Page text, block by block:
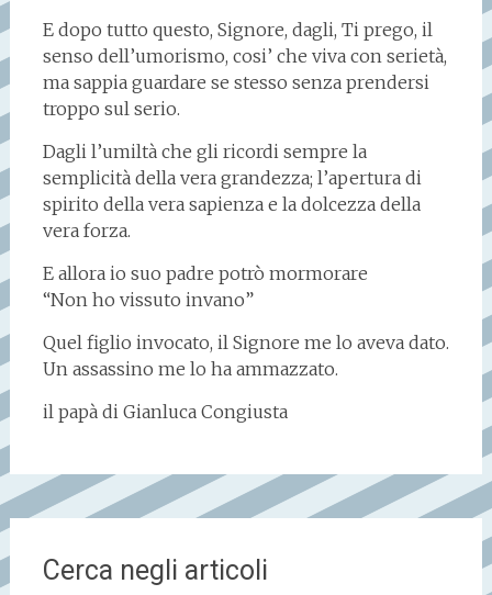
E dopo tutto questo, Signore, dagli, Ti prego, il
senso dell’umorismo, cosi’ che viva con serietà,
ma sappia guardare se stesso senza prendersi
troppo sul serio.
Dagli l’umiltà che gli ricordi sempre la
semplicità della vera grandezza; l’apertura di
spirito della vera sapienza e la dolcezza della
vera forza.
E allora io suo padre potrò mormorare
“Non ho vissuto invano”
Quel figlio invocato, il Signore me lo aveva dato.
Un assassino me lo ha ammazzato.
il papà di Gianluca Congiusta
Cerca negli articoli